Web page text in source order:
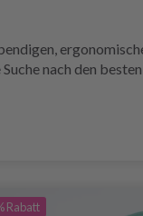
nach den
Rabatt